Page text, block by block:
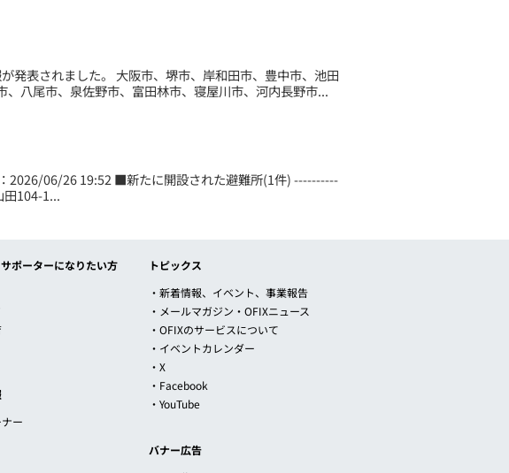
発表されました。 大阪市、堺市、岸和田市、豊中市、池田
八尾市、泉佐野市、富田林市、寝屋川市、河内長野市...
2026/06/26 19:52 ■新たに開設された避難所(1件) ----------
104-1...
ポーターになりたい方
ー
トピックス
・新着情報、イベント、事業報告
・メールマガジン・OFIXニュース
・OFIXのサービスについて
・イベントカレンダー
・X
・Facebook
・YouTube
バナー広告